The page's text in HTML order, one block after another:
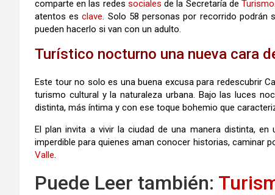
comparte en las redes sociales de la Secretaría de Turismo.
atentos esclave. Solo 58 personas por recorrido podrán
pueden hacerlo si van con un adulto.
Turístico nocturno una nueva cara
Este tour no solo es una buena excusa para redescubrir
turismo cultural y la naturaleza urbana. Bajo las luces
distinta, más íntima y con ese toque bohemio que
El plan invita a vivir la ciudad de una manera distinta,
imperdible para quienes aman conocer historias, caminar
Valle.
Puede Leer también: